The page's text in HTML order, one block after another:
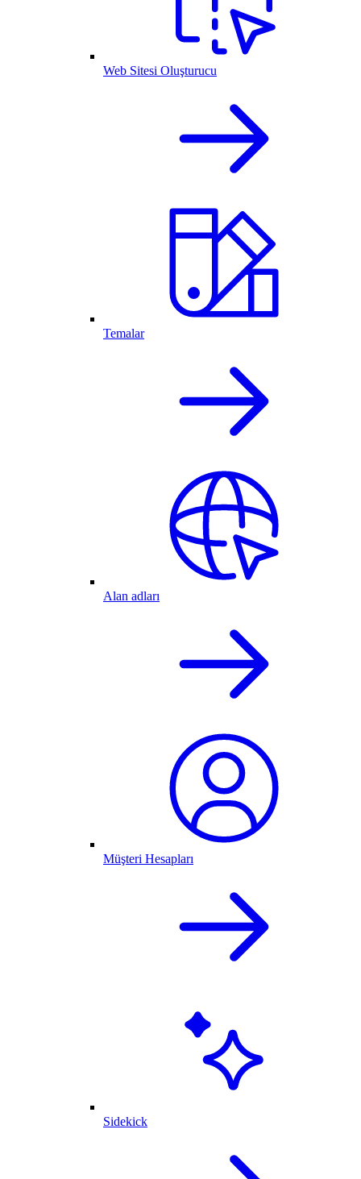
Web Sitesi Oluşturucu
Temalar
Alan adları
Müşteri Hesapları
Sidekick